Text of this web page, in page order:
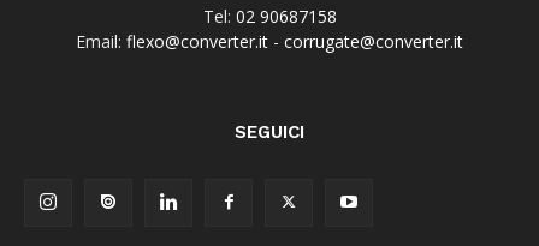
Tel: 02 90687158
Email: flexo@converter.it - corrugate@converter.it
SEGUICI